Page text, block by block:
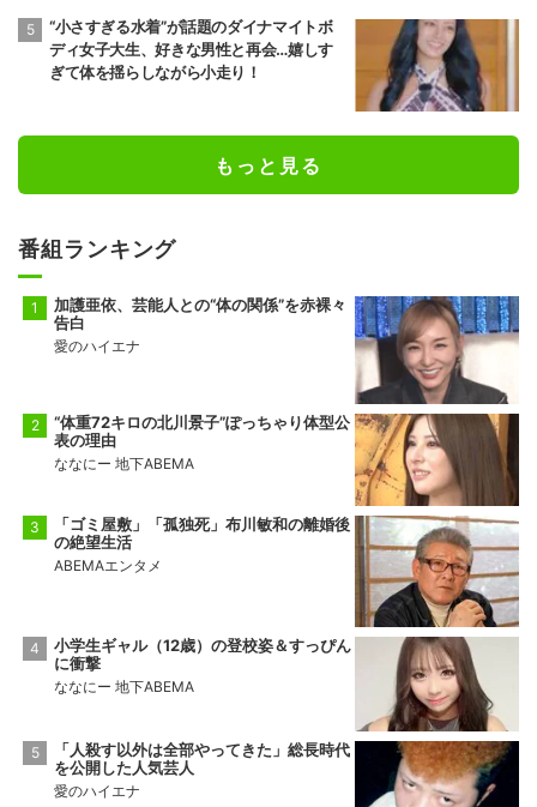
“小さすぎる水着”が話題のダイナマイトボ
ディ女子大生、好きな男性と再会…嬉しす
ぎて体を揺らしながら小走り！
もっと見る
番組ランキング
加護亜依、芸能人との“体の関係”を赤裸々
告白
愛のハイエナ
“体重72キロの北川景子”ぽっちゃり体型公
表の理由
ななにー 地下ABEMA
「ゴミ屋敷」「孤独死」布川敏和の離婚後
の絶望生活
ABEMAエンタメ
小学生ギャル（12歳）の登校姿＆すっぴん
に衝撃
ななにー 地下ABEMA
「人殺す以外は全部やってきた」総長時代
を公開した人気芸人
愛のハイエナ